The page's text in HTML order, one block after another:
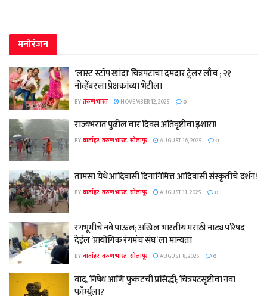
मनोरंजन
‘लास्ट स्टॉप खांदा’ चित्रपटाचा दमदार ट्रेलर लाँच ; २१
नोव्हेंबरला प्रेक्षकांच्या भेटीला
BYतरुण भारत NOVEMBER 12, 2025 0
राज्यभरात पुढील चार दिवस अतिवृष्टीचा इशारा!
BYवार्ताहर, तरुण भारत, सोलापूर AUGUST 16, 2025 0
तामसा येथे आदिवासी दिनानिमित्त आदिवासी संस्कृतीचे दर्शन!
BYवार्ताहर, तरुण भारत, सोलापूर AUGUST 11, 2025 0
रंगभूमीचे नवे पाऊल; अखिल भारतीय मराठी नाट्य परिषद
देईल ‘प्रायोगिक रंगमंच संघ’ ला मान्यता
BYवार्ताहर, तरुण भारत, सोलापूर AUGUST 8, 2025 0
वाद, निषेध आणि फुकटची प्रसिद्धी; चित्रपटसृष्टीचा नवा
फॉर्म्युला?